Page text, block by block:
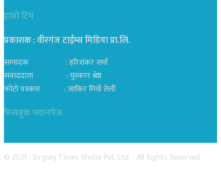
हाम्रो टिम
प्रकाशक : वीरगंज टाईम्स मिडिया प्रा‍.लि.
सम्पादक : हरिशंकर शर्मा
संवाददाता : मुस्कान श्रेष्ठ
फोटो पत्रकार : जाकिर मियाँ तेली
फेसबुक फ्यानपेज
© 2021 : Birgunj Times Media Pvt. Ltd. - All Rights Reserved.